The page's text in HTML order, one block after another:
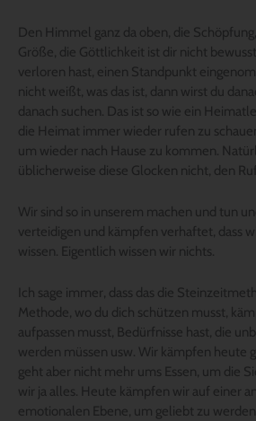
Den Himmel ganz da oben, die
Größe, die Göttlichkeit ist dir nicht
verloren hast, einen Standpunkt
nicht weißt, was das ist, dann wirst du
danach suchen. Das ist so wie ein
die Heimat immer wieder rufen zu
um wieder nach Hause zu kommen.
üblicherweise diese Glocken nicht, den
Wir sind so in unserem machen und tun
verteidigen und kämpfen verhaftet, dass
wissen. Eigentlich wissen wir nichts.
Ich sage immer, dass das die
Methode, wo du dich schützen musst,
aufpassen musst, Bedürfnisse hast, die
werden müssen usw. Wir kämpfen heute
geht aber nicht mehr ums Essen, um die
wir ja alles. Heute kämpfen wir auf einer
emotionalen Ebene, um geliebt zu